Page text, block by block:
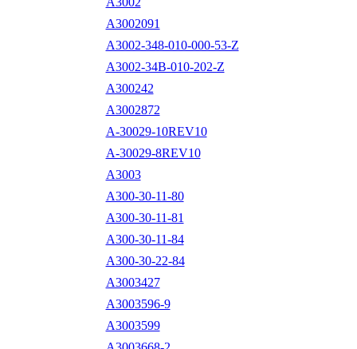
A3002091
A3002-348-010-000-53-Z
A3002-34B-010-202-Z
A300242
A3002872
A-30029-10REV10
A-30029-8REV10
A3003
A300-30-11-80
A300-30-11-81
A300-30-11-84
A300-30-22-84
A3003427
A3003596-9
A3003599